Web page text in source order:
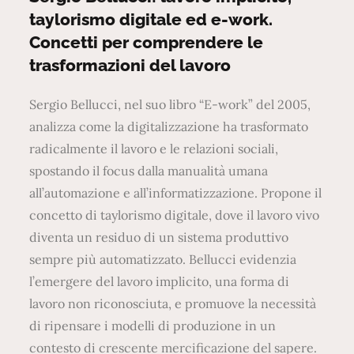
taylorismo digitale ed e-work.
Concetti per comprendere le
trasformazioni del lavoro
Sergio Bellucci, nel suo libro “E-work” del 2005,
analizza come la digitalizzazione ha trasformato
radicalmente il lavoro e le relazioni sociali,
spostando il focus dalla manualità umana
all’automazione e all’informatizzazione. Propone il
concetto di taylorismo digitale, dove il lavoro vivo
diventa un residuo di un sistema produttivo
sempre più automatizzato. Bellucci evidenzia
l’emergere del lavoro implicito, una forma di
lavoro non riconosciuta, e promuove la necessità
di ripensare i modelli di produzione in un
contesto di crescente mercificazione del sapere.